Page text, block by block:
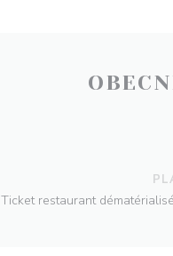
Ticket restaurant